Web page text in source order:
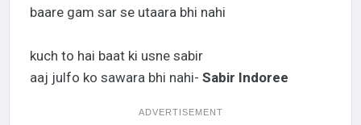
baare gam sar se utaara bhi nahi
kuch to hai baat ki usne sabir
aaj julfo ko sawara bhi nahi- Sabir Indoree
ADVERTISEMENT